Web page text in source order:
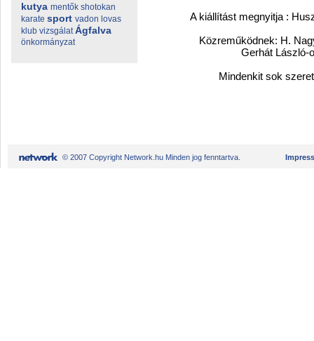
kutya mentők shotokan
karate sport vadon lovas
klub vizsgálat Ágfalva
önkormányzat
A kiállítást megnyitja :
Közreműködnek: H. Nagy
Gerhát László-
Mindenkit sok
© 2007 Copyright Network.hu Minden jog fenntartva.